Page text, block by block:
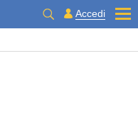
Accedi